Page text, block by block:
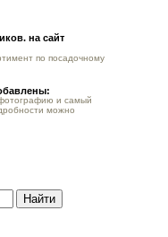
на сайт
по посадочному
и самый
можно